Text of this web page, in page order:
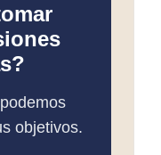
objetivos.